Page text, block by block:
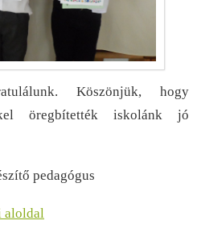
Köszönjük, hogy
öregbítették iskolánk jó
pedagógus
aloldal